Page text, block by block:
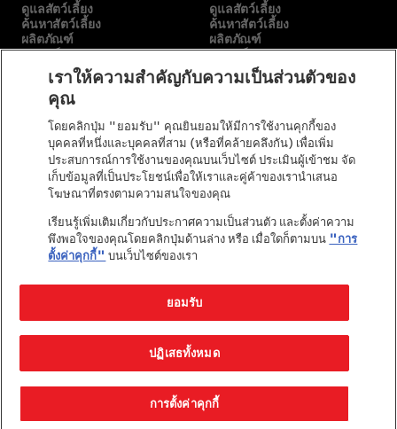
ดูแลสัตว์เลี้ยง
ค้นหาสัตว์เลี้ยง
ผลิตภัณฑ์
แบรนด์ของเรา
ดูแลสัตว์เลี้ยง
ค้นหาสัตว์เลี้ยง
ผลิตภัณฑ์
แบรนด์ของเรา
เกี่ยวกับเรา
พันธกิจของเรา
เรื่องราวของเรา
คำมั่นสัญญาของเพียวริน่า
เพียวริน่าในชุมชน
เลือกสายพันธุ์
ติดต่อเรา
©Reg. Trademark of Nestlé S.A.
ข้อตกลงและเงื่อนไขสำหรับ
เว็บไซต์
นโยบายความเป็น
ส่วนตัว
Cookies
© 2026 Purina. All Rights Reserved.
เราให้ความสำคัญกับความเป็นส่วนตัวของ
คุณ
โดยคลิกปุ่ม "ยอมรับ" คุณยินยอมให้มีการใช้งานคุกกี้ของ
บุคคลที่หนึ่งและบุคคลที่สาม (หรือที่คล้ายคลึงกัน) เพื่อเพิ่ม
ประสบการณ์การใช้งานของคุณบนเว็บไซต์ ประเมินผู้เข้าชม จัด
เก็บข้อมูลที่เป็นประโยชน์เพื่อให้เราและคู่ค้าของเรานำเสนอ
โฆษณาที่ตรงตามความสนใจของคุณ
เรียนรู้เพิ่มเติมเกี่ยวกับประกาศความเป็นส่วนตัว และตั้งค่าความ
พึงพอใจของคุณโดยคลิกปุ่มด้านล่าง หรือ เมื่อใดก็ตามบน "การ
ตั้งค่าคุกกี้" บนเว็บไซต์ของเรา
การตั้งค่าคุกกี้
ปฏิเสธทั้งหมด
ยอมรับ